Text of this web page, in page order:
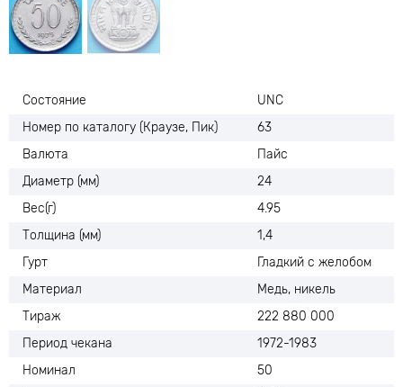
Состояние
UNC
Номер по каталогу (Краузе, Пик)
63
Валюта
Пайс
Диаметр (мм)
24
Вес(г)
4.95
Толщина (мм)
1,4
Гурт
Гладкий с желобом
Материал
Медь, никель
Тираж
222 880 000
Период чекана
1972-1983
Номинал
50